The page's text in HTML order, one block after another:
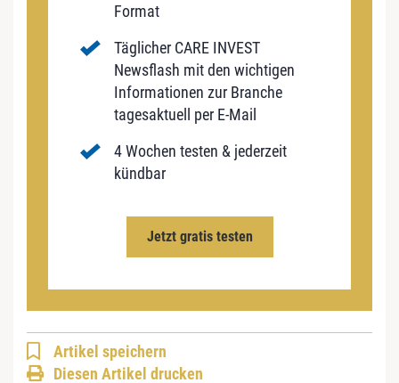
Format
Täglicher CARE INVEST
Newsflash mit den wichtigen
Informationen zur Branche
tagesaktuell per E-Mail
4 Wochen testen & jederzeit
kündbar
Jetzt gratis testen
Artikel speichern
Diesen Artikel drucken